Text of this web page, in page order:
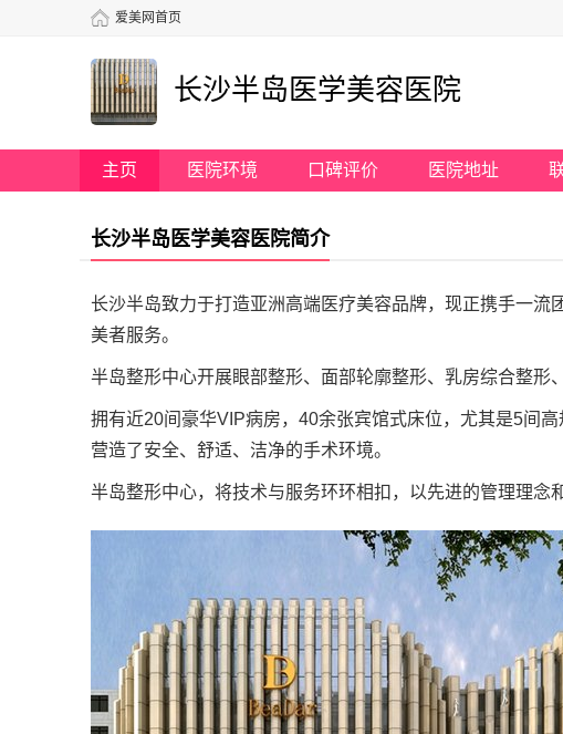
爱美网首页
长沙半岛医学美容医院
主页 医院环境 口碑评价 医院地址
长沙半岛医学美容医院简介
长沙半岛致力于打造亚洲高端医疗美容品牌，现正携手一
美者服务。
半岛整形中心开展眼部整形、面部轮廓整形、乳房综合整形
拥有近20间豪华VIP病房，40余张宾馆式床位，尤其是5间
营造了安全、舒适、洁净的手术环境。
半岛整形中心，将技术与服务环环相扣，以先进的管理理念